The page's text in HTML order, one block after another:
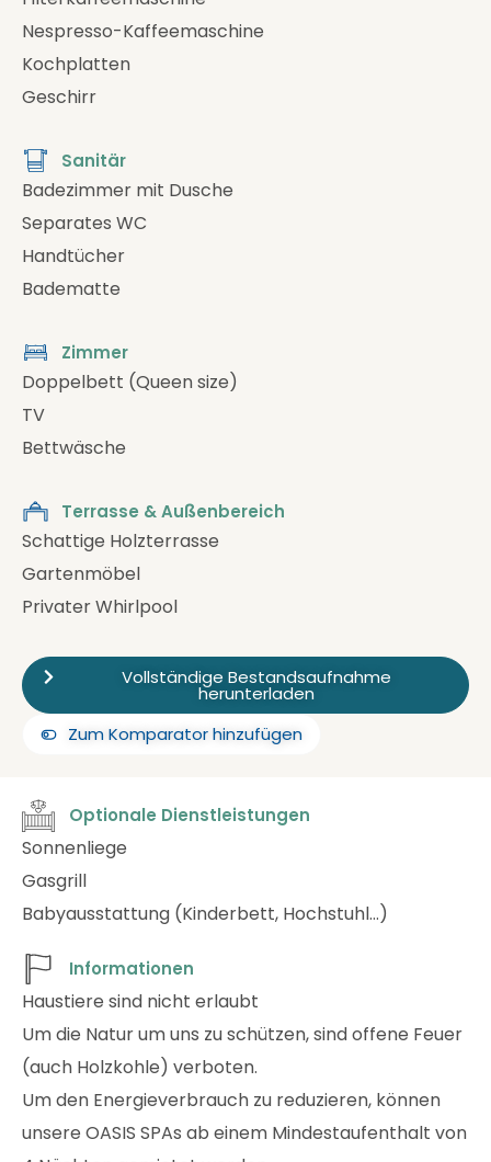
Nespresso-Kaffeemaschine
Kochplatten
Geschirr
Sanitär
Badezimmer mit Dusche
Separates WC
Handtücher
Badematte
Zimmer
Doppelbett (Queen size)
TV
Bettwäsche
Terrasse & Außenbereich
Schattige Holzterrasse
Gartenmöbel
Privater Whirlpool
Vollständige Bestandsaufnahme
herunterladen
Zum Komparator hinzufügen
Optionale Dienstleistungen
Sonnenliege
Gasgrill
Babyausstattung (Kinderbett, Hochstuhl…)
Informationen
Haustiere sind nicht erlaubt
Um die Natur um uns zu schützen, sind offene Feuer
(auch Holzkohle) verboten.
Um den Energieverbrauch zu reduzieren, können
unsere OASIS SPAs ab einem Mindestaufenthalt von